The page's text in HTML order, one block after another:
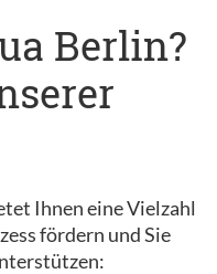
Berlin?
Ihnen eine Vielzahl
fördern und Sie